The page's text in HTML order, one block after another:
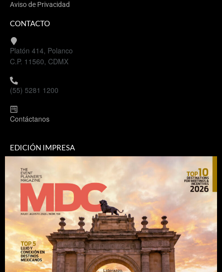
Aviso de Privacidad
CONTACTO
Platón 414, Polanco
C.P. 11560, CDMX
(55) 5281 1200
Contáctanos
EDICIÓN IMPRESA